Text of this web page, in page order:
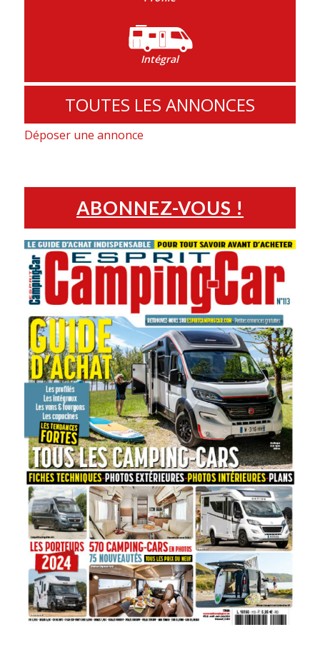
Intégral
TOUTES LES ANNONCES
Déposer une annonce
ABONNEZ-VOUS !